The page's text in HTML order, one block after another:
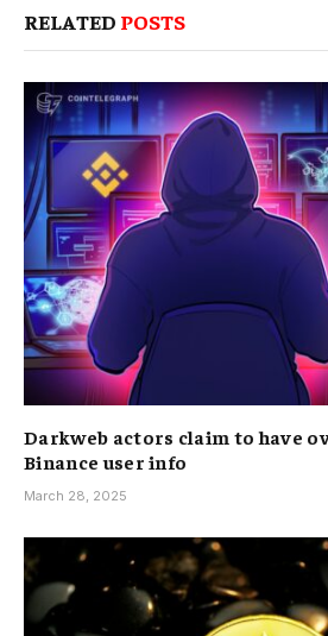
RELATED POSTS
Darkweb actors claim to have
Binance user info
March 28, 2025